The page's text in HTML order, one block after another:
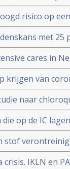
virus nog
risico op
doordat
met
cares in
en
krijgen van
patienten.
naar
- COVID-
op de IC
van
stof
in
IKLN en